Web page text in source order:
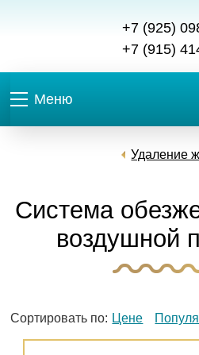
+7 (925)
+7 (915)
Меню
Удаление
Система
воздушной
Сортировать по: Цене